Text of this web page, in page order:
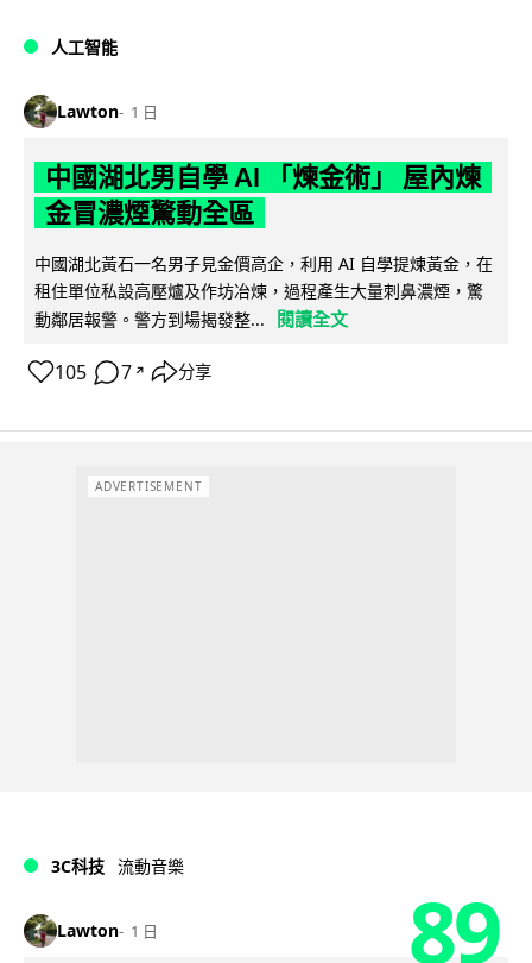
人工智能
Lawton 1 日
中國湖北男自學 AI 「煉金術」 屋內煉
金冒濃煙驚動全區
中國湖北黃石一名男子見金價高企，利用 AI 自學提煉黃金，在
租住單位私設高壓爐及作坊冶煉，過程產生大量刺鼻濃煙，驚
動鄰居報警。警方到場揭發整...
閱讀全文
105 7 ↗ 分享
ADVERTISEMENT
3C科技 流動音樂
Lawton 1 日 89